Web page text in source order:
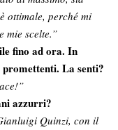
ottimale, perché mi
mie scelte.”
fino ad ora. In
La senti?
azzurri?
Quinzi, con il